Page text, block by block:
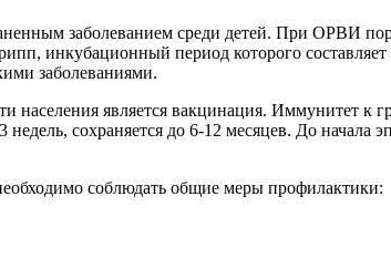
заболеванием среди детей. При ОРВИ
инкубационный период которого составляет
заболеваниями.
является вакцинация. Иммунитет к
сохраняется до 6-12 месяцев. До начала
соблюдать общие меры профилактики: